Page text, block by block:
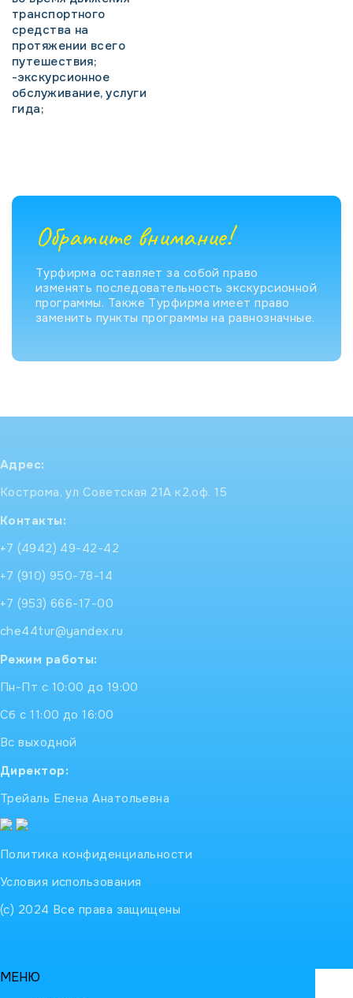
транспортного
средства на
протяжении всего
путешествия;
-экскурсионное
обслуживание, услуги
гида;
Обратите внимание!
Турфирма оставляет за собой право
изменять последовательность экскурсионной
программы. Также Турфирма имеет право
заменить пункты программы на равнозначные.
Адрес:
Кострома, ул Советская 21А к2,оф. 15
Контакты:
+7 (4942) 49-42-42
+7 (910) 950-78-14
+7 (953) 666-17-00
che44tur@yandex.ru
Режим работы:
Пн-Пт с 10:00 до 19:00
Сб с 11:00 до 16:00
Вс выходной
Директор:
Трейаль Елена Анатольевна
Политика конфиденциальности
Условия использования
(с) 2024 Все права защищены
МЕНЮ